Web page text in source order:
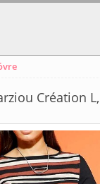
Création